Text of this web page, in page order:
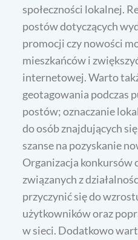
społeczności lokalnej.
postów dotyczących
promocji czy nowości
mieszkańców i
internetowej. Warto
geotagowania podczas
postów; oznaczanie
do osób znajdujących
szanse na pozyskanie
Organizacja konkursów
związanych z
przyczynić się do
użytkowników oraz
w sieci. Dodatkowo